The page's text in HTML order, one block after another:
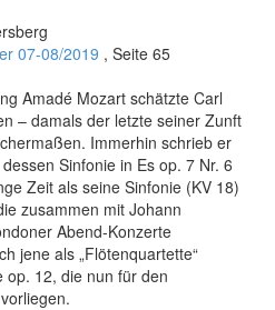
07-08/2019 , Seite 65
Amadé Mozart schätzte Carl
– damals der letzte seiner Zunft
Immerhin schrieb er
Sinfonie in Es op. 7 Nr. 6
Zeit als seine Sinfonie (KV 18)
zusammen mit Johann
Abend-Konzerte
jene als „Flötenquartette“
op. 12, die nun für den